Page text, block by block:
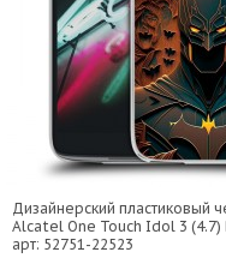
Дизайнерский пластиковый
Alcatel One Touch Idol 3 (4.7)
арт: 52751-22523